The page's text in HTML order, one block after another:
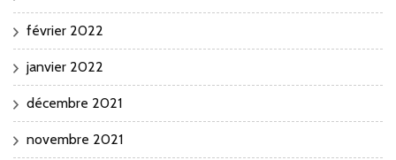
février 2022
janvier 2022
décembre 2021
novembre 2021